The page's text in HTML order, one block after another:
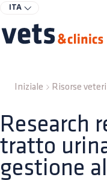
ITA
Iniziale Risorse
Research
tratto
gestione